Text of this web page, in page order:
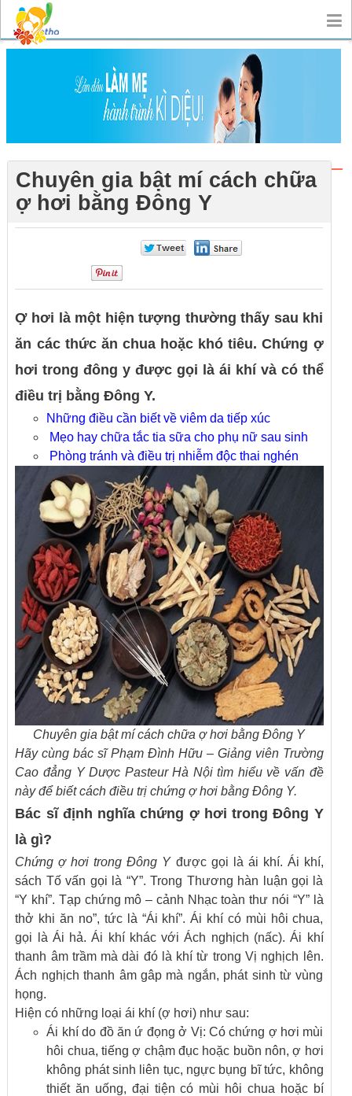
Chuyên gia bật mí cách chữa
ợ hơi bằng Đông Y
0
Ợ hơi là một hiện tượng thường thấy sau khi
ăn các thức ăn chua hoặc khó tiêu. Chứng ợ
hơi trong đông y được gọi là ái khí và có thể
điều trị bằng Đông Y.
Những điều cần biết về viêm da tiếp xúc
Mẹo hay chữa tắc tia sữa cho phụ nữ sau sinh
Phòng tránh và điều trị nhiễm độc thai nghén
Chuyên gia bật mí cách chữa ợ hơi bằng Đông Y
Hãy cùng bác sĩ Phạm Đình Hữu – Giảng viên Trường
Cao đẳng Y Dược Pasteur Hà Nội tìm hiểu về vấn đề
nàyđể biết cách điều trị chứng ợ hơi bằng Đông Y.
Bác sĩ định nghĩa chứng ợ hơi trong Đông Y
là gì?
Chứng ợ hơi trong Đông Yđược gọi là ái khí. Ái khí,
sách Tố vấn gọi là “Y”. Trong Thương hàn luận gọi là
“Y khí”. Tạp chứng mô – cảnh Nhạc toàn thư nói “Y” là
thở khi ăn no”, tức là “Ái khí”. Ái khí có mùi hôi chua,
gọi là Ái hả. Ái khí khác với Ách nghịch (nấc). Ái khí
thanh âm trầm mà dài đó là khí từ trong Vị nghịch lên.
Ách nghịch thanh âm gâp mà ngắn, phát sinh từ vùng
họng.
Hiện có những loại ái khí (ợ hơi) như sau:
Ái khí do đồ ăn ứ đọng ở Vị: Có chứng ợ hơi mùi
hôi chua, tiếng ợ chậm đục hoặc buồn nôn, ợ hơi
không phát sinh liên tục, ngực bụng bĩ tức, không
thiết ăn uống, đại tiện có mùi hôi chua hoặc bí